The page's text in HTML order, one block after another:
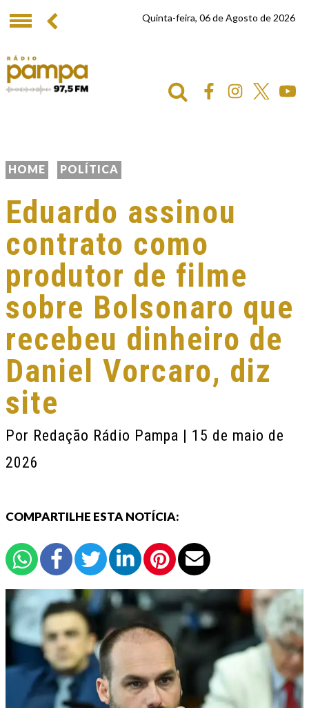
Quinta-feira, 06 de Agosto de 2026
HOME POLÍTICA
Eduardo assinou
contrato como
produtor de filme
sobre Bolsonaro que
recebeu dinheiro de
Daniel Vorcaro, diz
site
Por Redação Rádio Pampa | 15 de maio de
2026
COMPARTILHE ESTA NOTÍCIA: